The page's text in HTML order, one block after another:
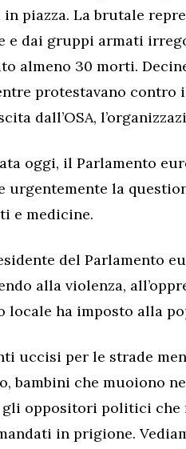
piazza. La brutale
e dai gruppi armati
almeno 30 morti.
protestavano contro
dall’OSA,
oggi, il Parlamento
urgentemente la
e medicine.
del Parlamento
alla violenza,
locale ha imposto alla
uccisi per le strade
bambini che muoiono
gli oppositori politici che
in prigione.